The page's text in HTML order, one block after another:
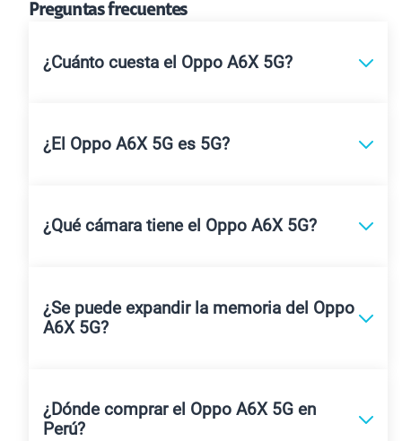
Preguntas frecuentes
¿Cuánto cuesta el Oppo A6X 5G?
¿El Oppo A6X 5G es 5G?
¿Qué cámara tiene el Oppo A6X 5G?
¿Se puede expandir la memoria del Oppo
A6X 5G?
¿Dónde comprar el Oppo A6X 5G en
Perú?